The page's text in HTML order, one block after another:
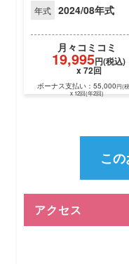
年式 2024/08年式
月々 コミコミ
19,995円(税込)
x 72回
ボーナス支払い：55,000円(
x 12回(年2回)
こ
アクセス